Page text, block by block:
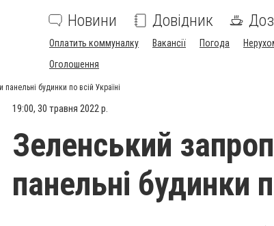
Новини Довідник
Оплатить коммуналку Вакансії Погода
Оголошення
будинки по всій Україні
19:00, 30 травня 2022 р.
Зеленський
панельні будинки